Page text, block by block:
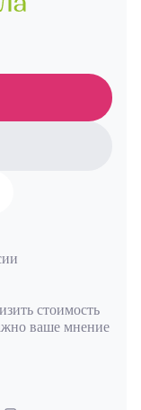
стоимость
ваше мнение